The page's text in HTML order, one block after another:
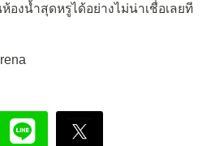
องน้ำสุดหรูได้อย่างไม่น่าเชื่อเลยที